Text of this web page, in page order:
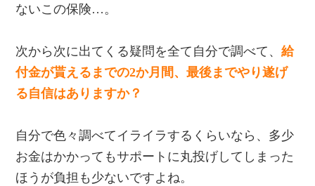
ないこの保険…。
次から次に出てくる疑問を全て自分で調べて、給
付金が貰えるまでの2か月間、最後までやり遂げ
る自信はありますか？
自分で色々調べてイライラするくらいなら、多少
お金はかかってもサポートに丸投げしてしまった
ほうが負担も少ないですよね。